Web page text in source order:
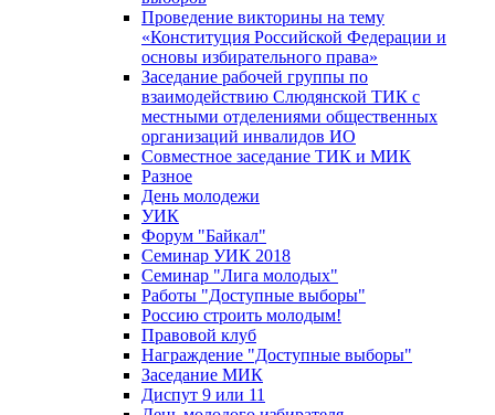
Проведение викторины на тему
«Конституция Российской Федерации и
основы избирательного права»
Заседание рабочей группы по
взаимодействию Слюдянской ТИК с
местными отделениями общественных
организаций инвалидов ИО
Совместное заседание ТИК и МИК
Разное
День молодежи
УИК
Форум "Байкал"
Семинар УИК 2018
Семинар "Лига молодых"
Работы "Доступные выборы"
Россию строить молодым!
Правовой клуб
Награждение "Доступные выборы"
Заседание МИК
Диспут 9 или 11